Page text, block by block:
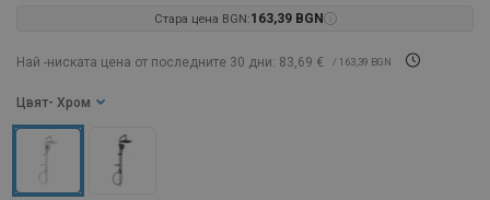
Стара цена BGN:163,39 BGN
Най -ниската цена от последните 30 дни: 83,69 € / 163,39 BGN
Цвят - Хром